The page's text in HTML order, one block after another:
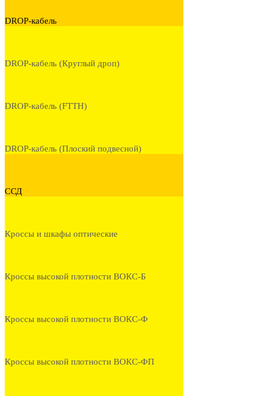
DROP-кабель
DROP-кабель (Круглый дроп)
DROP-кабель (FTTH)
DROP-кабель (Плоский подвесной)
ССД
Кроссы и шкафы оптические
Кроссы высокой плотности ВОКС-Б
Кроссы высокой плотности ВОКС-Ф
Кроссы высокой плотности ВОКС-ФП